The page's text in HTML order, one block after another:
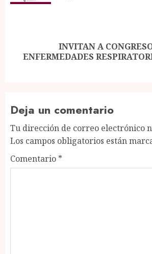
post:
INVITAN A
ENFERMEDADES
Deja un comentario
Tu dirección de correo electrónico
Los campos obligatorios están
Comentario *